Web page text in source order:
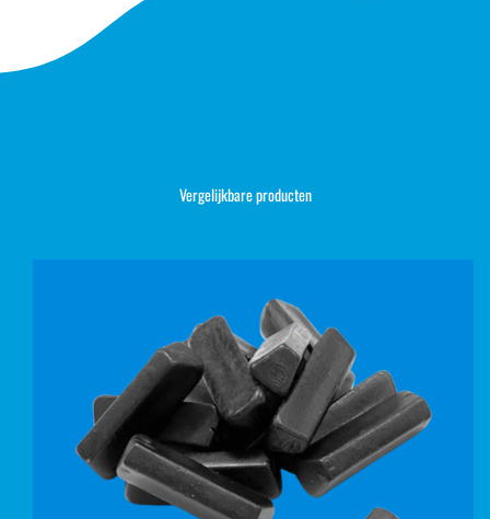
Vergelijkbare producten